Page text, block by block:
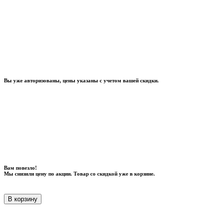
Вы уже авторизованы, цены указаны с учетом вашей скидки.
Вам повезло!
Мы снизили цену по акции. Товар со скидкой уже в корзине.
В корзину